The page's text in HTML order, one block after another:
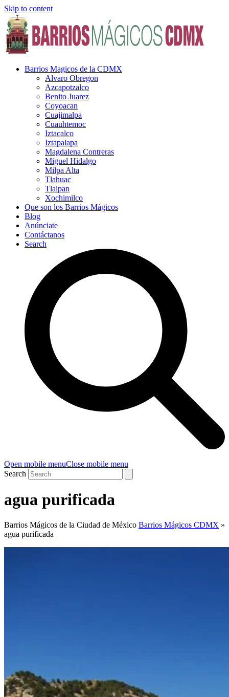
Skip to content
Barrios Magicos de la CDMX
Alvaro Obregon
Azcapotzalco
Benito Juarez
Coyoacan
Cuajimalpa
Cuauhtemoc
Iztacalco
Iztapalapa
Magdalena Contreras
Miguel Hidalgo
Milpa Alta
Tlahuac
Tlalpan
Xochimilco
Que son los Barrios Mágicos
Blog
Anúnciate
Contáctanos
Search
Open mobile menuClose mobile menu
Search
agua purificada
Barrios Mágicos de la Ciudad de México Barrios Mágicos CDMX »
agua purificada